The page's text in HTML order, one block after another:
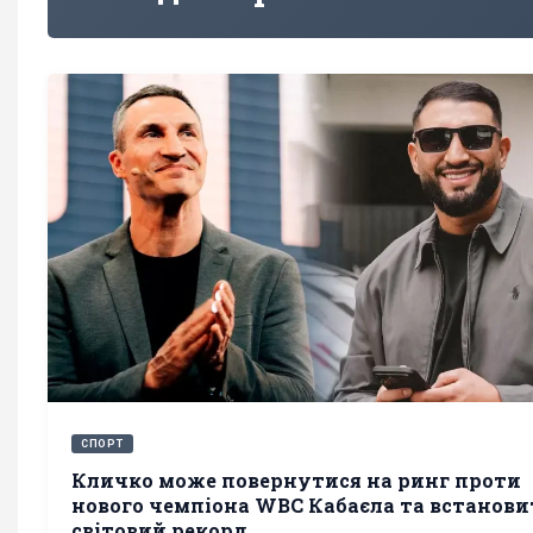
СПОРТ
Кличко може повернутися на ринг проти
нового чемпіона WBC Кабаєла та